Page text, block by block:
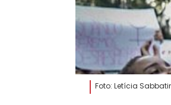
Foto: Letícia